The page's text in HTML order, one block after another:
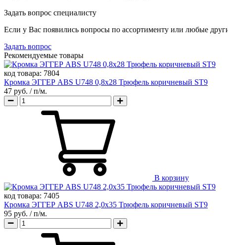
Задать вопрос специалисту
Если у Вас появились вопросы по ассортименту или любые
Задать вопрос
Рекомендуемые товары
код товара: 7804
Кромка ЭГГЕР ABS U748 0,8х28 Трюфель коричневый ST9
47 руб. / п/м.
В корзину
код товара: 7405
Кромка ЭГГЕР ABS U748 2,0х35 Трюфель коричневый ST9
95 руб. / п/м.